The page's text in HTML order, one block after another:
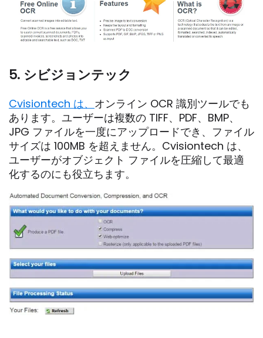
5. シビジョンテック
Cvisiontech は、 オンライン OCR 識別ツールでも
あります。ユーザーは複数の TIFF、PDF、BMP、
JPG ファイルを一度にアップロードでき、ファイル
サイズは 100MB を超えません。Cvisiontech は、
ユーザーがオブジェクト ファイルを圧縮して最適
化するのにも役立ちます。